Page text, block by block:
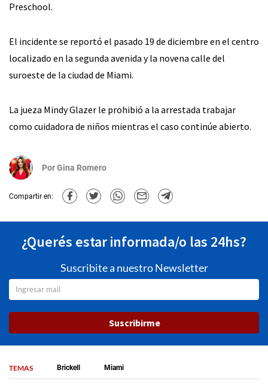
Preschool.
El incidente se reportó el pasado 19 de diciembre en el centro
localizado en la segunda avenida y la novena calle del
suroeste de la ciudad de Miami.
La jueza Mindy Glazer le prohibió a la arrestada trabajar
como cuidadora de niños mientras el caso continúe abierto.
PorGina Romero
Compartir en:
¿Querés estar informada/o las 24hs?
Suscribite a nuestro Newsletter
Suscribirme
TEMAS Brickell Miami